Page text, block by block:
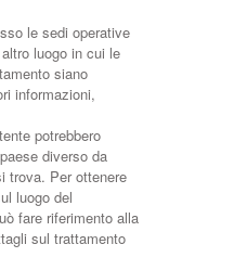
le sedi operative
luogo in cui le
siano
informazioni,
potrebbero
diverso da
trova. Per ottenere
luogo del
fare riferimento alla
sul trattamento